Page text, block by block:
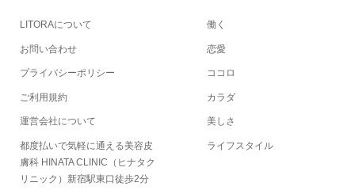
LITORAについて
お問い合わせ
プライバシーポリシー
ご利用規約
運営会社について
都度払いで気軽に通える美容皮
膚科 HINATA CLINIC（ヒナタク
リニック）新宿駅東口徒歩2分
働く
恋愛
ココロ
カラダ
美しさ
ライフスタイル